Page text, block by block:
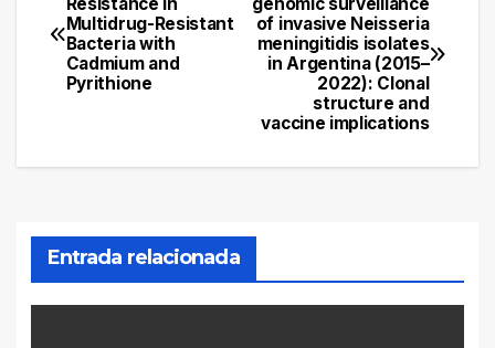
de
entradas
of invasive Neisseria
meningitidis isolates
in Argentina (2015–
2022): Clonal
structure and
vaccine implications
Multidrug-Resistant
Bacteria with
Cadmium and
Pyrithione
Entrada relacionada